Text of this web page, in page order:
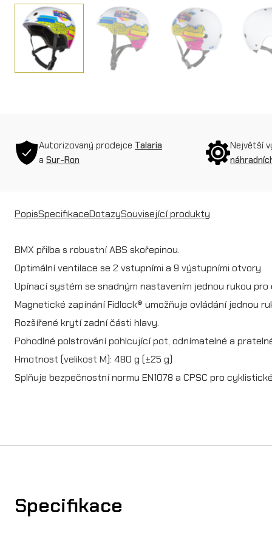
Autorizovaný prodejce Talaria
a Sur-Ron
Největší
PopisSpecifikaceDotazySouvisející produkty
BMX přilba s robustní ABS skořepinou.
Optimální ventilace se 2 vstupními a 9 výstupními otvory.
Upínací systém se snadným nastavením jednou rukou pro
Magnetické zapínání Fidlock® umožňuje ovládání jednou
Rozšířené krytí zadní části hlavy.
Pohodlné polstrování pohlcující pot, odnímatelné a
Hmotnost (velikost M): 480 g (±25 g)
Splňuje bezpečnostní normu EN1078 a CPSC pro
Specifikace